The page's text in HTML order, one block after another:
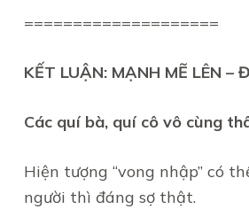
====================
KẾT LUẬN: MẠNH MẼ LÊN –
Các quí bà, quí cô vô cùng
Hiện tượng “vong nhập” có
người thì đáng sợ thật.